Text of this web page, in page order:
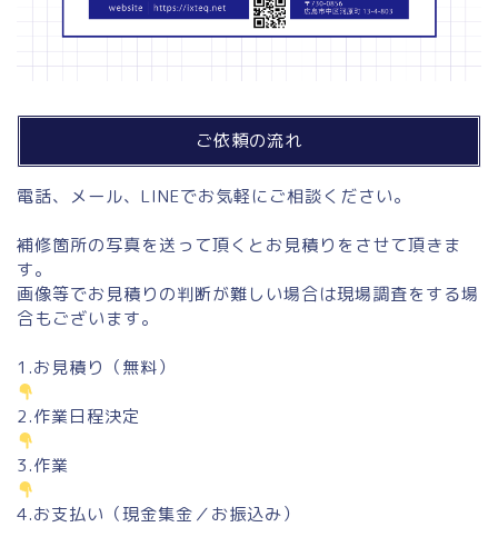
ご依頼の流れ
電話、メール、LINEでお気軽にご相談ください。
補修箇所の写真を送って頂くとお見積りをさせて頂きま
す。
画像等でお見積りの判断が難しい場合は現場調査をする場
合もございます。
1.お見積り（無料）
2.作業日程決定
3.作業
4.お支払い（現金集金／お振込み）